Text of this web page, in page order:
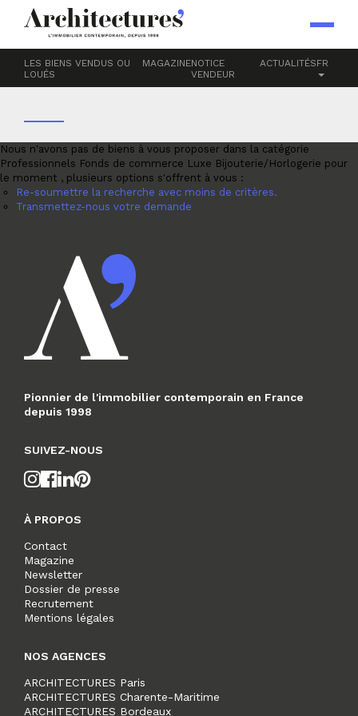
LES BIENS VENDUS OU
LOUÉS
MAGAZINENOTICE
VENDEUR
ACTUALITÉSFR
Accueil Professionnels
BIJOUTERIE/HORLOGERIE
Nous n'avons pas de biens à vous proposer dans la catégorie
Professionnels Fonds de commerce Luxe Bijouterie/Horlogerie pour
le moment , plusieurs options s'offrent à vous :
Re-soumettre la recherche avec moins de critères.
Transmettez-nous votre demande
Pionnier de l'immobilier contemporain en France
depuis 1998
SUIVEZ-NOUS
À PROPOS
Contact
Magazine
Newsletter
Dossier de presse
Recrutement
Mentions légales
NOS AGENCES
ARCHITECTURES Paris
ARCHITECTURES Charente-Maritime
ARCHITECTURES Bordeaux